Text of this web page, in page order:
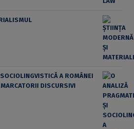
A ROMÂNEI
DISCURSIVI